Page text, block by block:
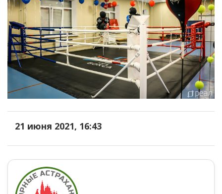
21 июня 2021, 16:43